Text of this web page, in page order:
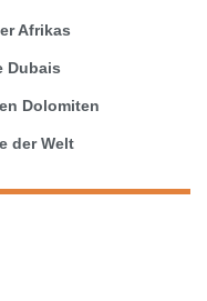
Afrikas
Dubais
Dolomiten
der Welt